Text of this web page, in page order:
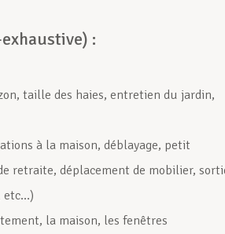
:
taille des haies, entretien du jardin,
à la maison, déblayage, petit
retraite, déplacement de mobilier,
etc…)
la maison, les fenêtres